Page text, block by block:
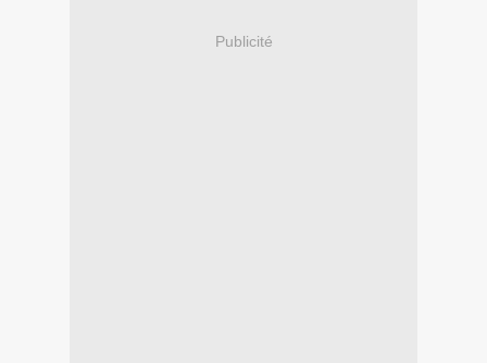
Publicité